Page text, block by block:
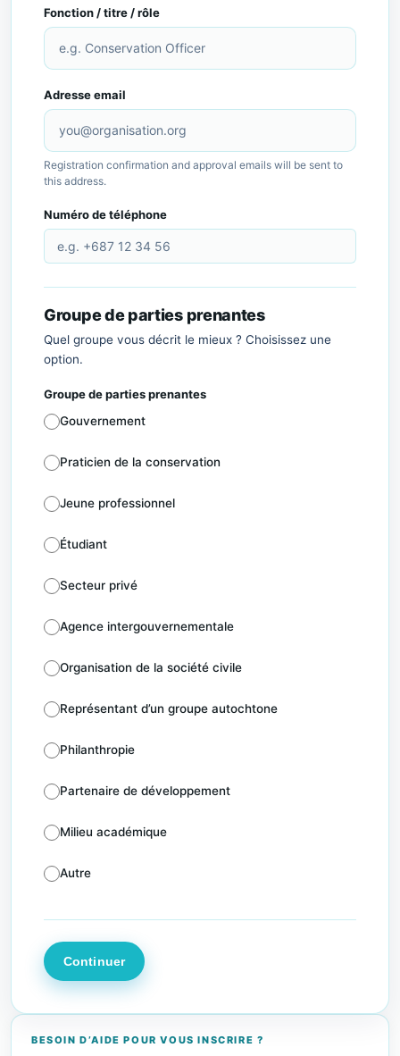
Fonction / titre / rôle
Adresse email
Registration confirmation and approval emails will be sent to
this address.
Numéro de téléphone
Groupe de parties prenantes
Quel groupe vous décrit le mieux ? Choisissez une
option.
Groupe de parties prenantes
Gouvernement
Praticien de la conservation
Jeune professionnel
Étudiant
Secteur privé
Agence intergouvernementale
Organisation de la société civile
Représentant d’un groupe autochtone
Philanthropie
Partenaire de développement
Milieu académique
Autre
BESOIN D’AIDE POUR VOUS INSCRIRE ?